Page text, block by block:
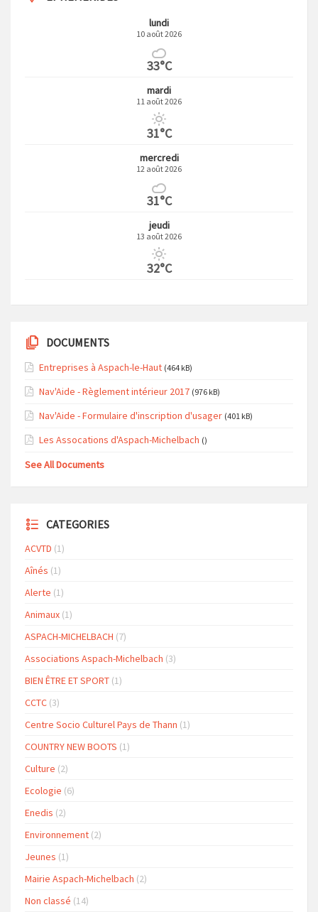
lundi
10 août 2026
33°C
mardi
11 août 2026
31°C
mercredi
12 août 2026
31°C
jeudi
13 août 2026
32°C
DOCUMENTS
Entreprises à Aspach-le-Haut (464 kB)
Nav'Aide - Règlement intérieur 2017 (976 kB)
Nav'Aide - Formulaire d'inscription d'usager (401 kB)
Les Assocations d'Aspach-Michelbach ()
See All Documents
CATEGORIES
ACVTD (1)
Aînés (1)
Alerte (1)
Animaux (1)
ASPACH-MICHELBACH (7)
Associations Aspach-Michelbach (3)
BIEN ÊTRE ET SPORT (1)
CCTC (3)
Centre Socio Culturel Pays de Thann (1)
COUNTRY NEW BOOTS (1)
Culture (2)
Ecologie (6)
Enedis (2)
Environnement (2)
Jeunes (1)
Mairie Aspach-Michelbach (2)
Non classé (14)